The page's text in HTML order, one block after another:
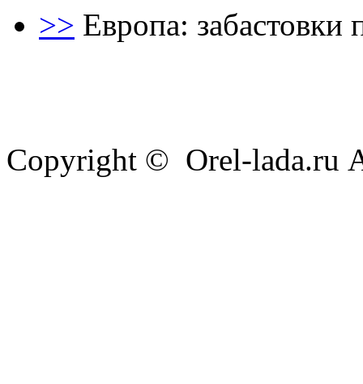
>> Европa: забастовки
Copyright © Orel-lada.ru